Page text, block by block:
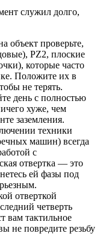
служил долго,
объект проверьте,
PZ2, плоские
которые часто
Положите их в
не терять.
день с полностью
хуже, чем
заземления.
техники
машин) всегда
с
отвертка — это
ей фазы под
отверткой
четверть
вам тактильное
не повредите резьбу